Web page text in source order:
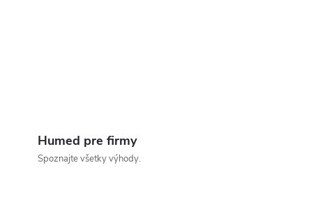
Humed pre firmy
Spoznajte všetky výhody.